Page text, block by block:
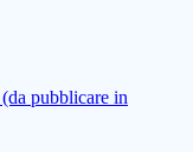
pubblicare in